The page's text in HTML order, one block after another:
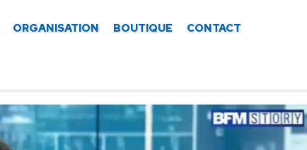
ORGANISATION BOUTIQUE CONTACT